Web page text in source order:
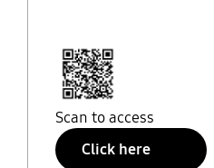
Scan to access
Click here